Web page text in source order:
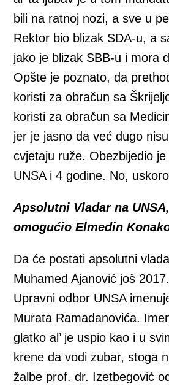
bili na ratnoj nozi, a sve u
Rektor bio blizak SDA-u, a
jako je blizak SBB-u i mora
Opšte je poznato, da
koristi za obračun sa
koristi za obračun sa
jer je jasno da već dugo
cvjetaju ruže. Obezbijedio
UNSA i 4 godine. No,
Apsolutni Vladar na
omogućio Elmedin
Da će postati apsolutni
Muhamed Ajanović još
Upravni odbor UNSA
Murata Ramadanovića.
glatko al’ je uspio kao i u
krene da vodi zubar, stoga
žalbe prof. dr. Izetbegović